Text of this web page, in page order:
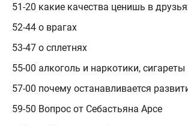
51-20 какие качества ценишь в
52-44 о врагах
53-47 о сплетнях
55-00 алкоголь и наркотики, сигареты
57-00 почему останавливается
59-50 Вопрос от Себастьяна Арсе